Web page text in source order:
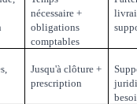
nécessaire +
obligations
comptables
Jusqu'à clôture +
prescription